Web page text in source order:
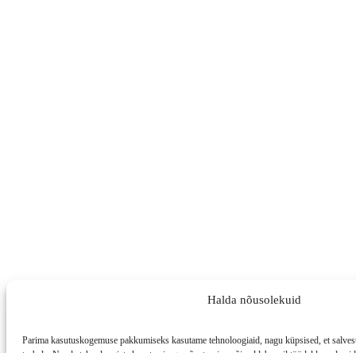
Halda nõusolekuid
Parima kasutuskogemuse pakkumiseks kasutame tehnoloogiaid, nagu küpsised, et